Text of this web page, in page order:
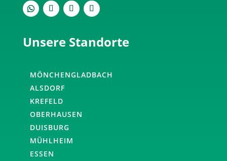
Unsere Standorte
MÖNCHENGLADBACH
ALSDORF
KREFELD
OBERHAUSEN
DUISBURG
MÜHLHEIM
ESSEN